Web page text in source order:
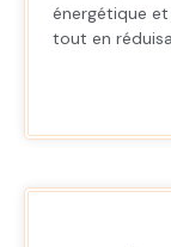
énergétique
tout en